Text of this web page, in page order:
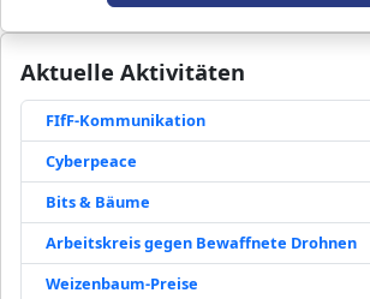
Aktuelle Aktivitäten
FIfF-Kommunikation
Cyberpeace
Bits & Bäume
Arbeitskreis gegen Bewaffnete Drohnen
Weizenbaum-Preise